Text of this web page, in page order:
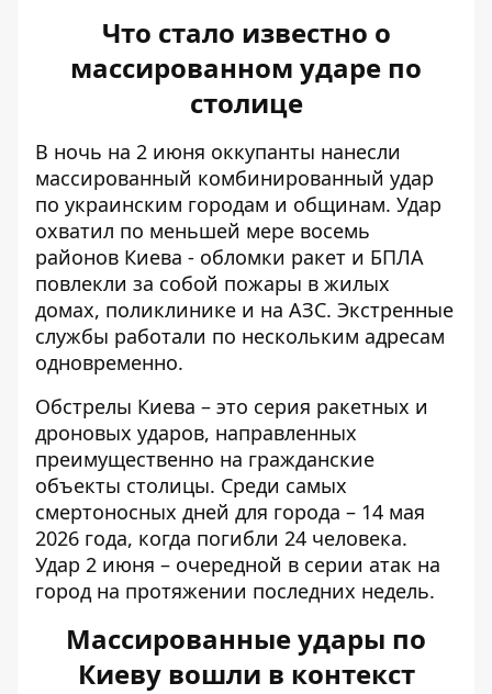
Что стало известно о
массированном ударе по
столице
В ночь на 2 июня оккупанты нанесли
массированный комбинированный удар
по украинским городам и общинам. Удар
охватил по меньшей мере восемь
районов Киева - обломки ракет и БПЛА
повлекли за собой пожары в жилых
домах, поликлинике и на АЗС. Экстренные
службы работали по нескольким адресам
одновременно.
Обстрелы Киева – это серия ракетных и
дроновых ударов, направленных
преимущественно на гражданские
объекты столицы. Среди самых
смертоносных дней для города – 14 мая
2026 года, когда погибли 24 человека.
Удар 2 июня – очередной в серии атак на
город на протяжении последних недель.
Массированные удары по
Киеву вошли в контекст